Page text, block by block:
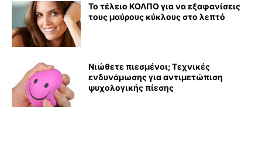
Το τέλειο ΚΟΛΠΟ για να εξαφανίσεις
τους μαύρους κύκλους στο λεπτό
Νιώθετε πιεσμένοι; Τεχνικές
ενδυνάμωσης για αντιμετώπιση
ψυχολογικής πίεσης